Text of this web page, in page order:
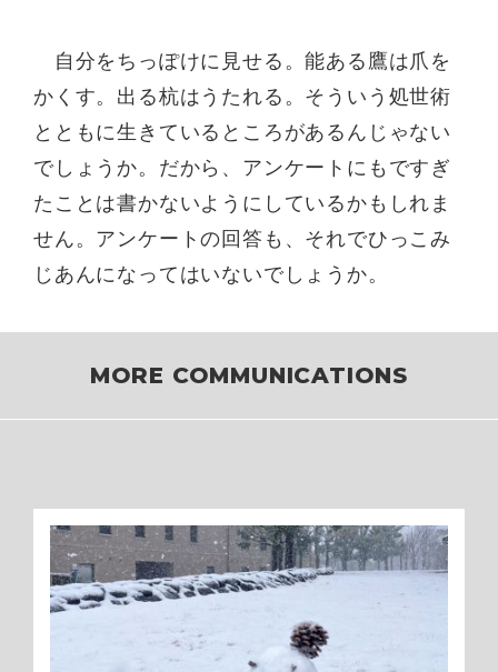
自分をちっぽけに見せる。能ある鷹は爪を
かくす。出る杭はうたれる。そういう処世術
とともに生きているところがあるんじゃない
でしょうか。だから、アンケートにもですぎ
たことは書かないようにしているかもしれま
せん。アンケートの回答も、それでひっこみ
じあんになってはいないでしょうか。
MORE COMMUNICATIONS